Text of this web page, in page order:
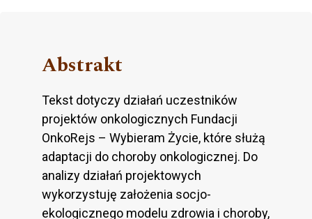
Abstrakt
Tekst dotyczy działań uczestników
projektów onkologicznych Fundacji
OnkoRejs – Wybieram Życie, które służą
adaptacji do choroby onkologicznej. Do
analizy działań projektowych
wykorzystuję założenia socjo-
ekologicznego modelu zdrowia i choroby,